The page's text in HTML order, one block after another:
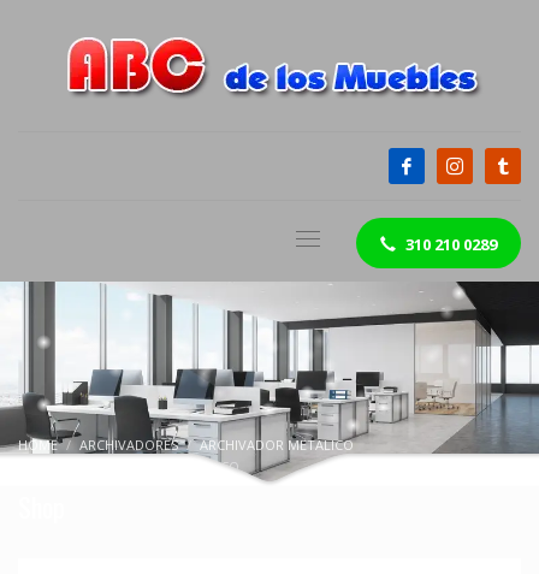
310 210 0289
HOME ARCHIVADORES
ARCHIVADOR METALICO
ARCHIVADOR AEREO METALICO